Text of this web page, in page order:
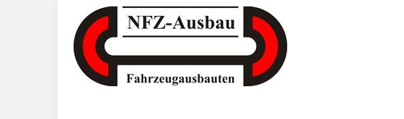
Zum Hauptinhalt springen
Zur Suche springen
Zur Hauptnavigation springen